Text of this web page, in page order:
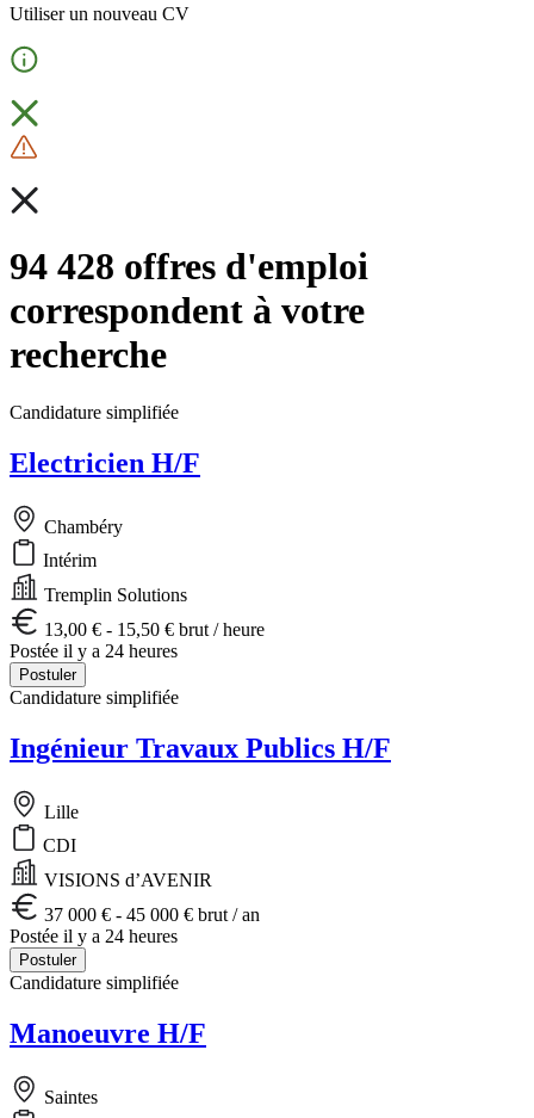
Utiliser un nouveau CV
94 428 offres d'emploi
correspondent à votre
recherche
Candidature simplifiée
Electricien H/F
Chambéry
Intérim
Tremplin Solutions
13,00 € - 15,50 € brut / heure
Postée il y a 24 heures
Postuler
Candidature simplifiée
Ingénieur Travaux Publics H/F
Lille
CDI
VISIONS d’AVENIR
37 000 € - 45 000 € brut / an
Postée il y a 24 heures
Postuler
Candidature simplifiée
Manoeuvre H/F
Saintes